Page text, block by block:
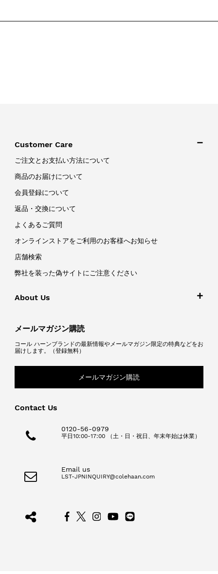
Customer Care
ご注文とお支払い方法について
商品のお届けについて
会員登録について
返品・交換について
よくあるご質問
オンラインストアをご利用のお客様へお知らせ
店舗検索
弊社を装った偽サイトにご注意ください
About Us
メールマガジン購読
コール ハーンブランドの最新情報やメールマガジン限定の特典などをお
届けします。（登録無料）
メールマガジン購読
Contact Us
0120-56-0979
平日10:00-17:00 （土・日・祝日、年末年始は休業）
Email us
LST-JPNINQUIRY@colehaan.com